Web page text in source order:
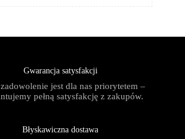
Gwarancja satysfakcji
jest dla nas priorytetem –
pełną satysfakcję z zakupów.
Błyskawiczna dostawa